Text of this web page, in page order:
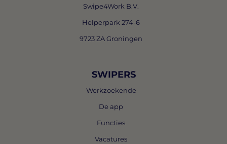
Swipe4Work B.V.
Helperpark 274-6
9723 ZA Groningen
SWIPERS
Werkzoekende
De app
Functies
Vacatures